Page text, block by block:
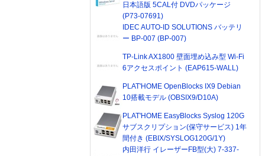
日本語版 5CAL付 DVDパッケージ
(P73-07691)
IDEC AUTO-ID SOLUTIONS バッテリ
ー BP-007 (BP-007)
TP-Link AX1800 壁面埋め込み型 Wi-Fi
6アクセスポイント (EAP615-WALL)
PLAT'HOME OpenBlocks IX9 Debian
10搭載モデル (OBSIX9/D10A)
PLAT'HOME EasyBlocks Syslog 120G
サブスクリプション(保守サービス) 1年
間付き (EBIX/SYSLOG120G/1Y)
内田洋行 イレーザーFB型(大) 7-337-